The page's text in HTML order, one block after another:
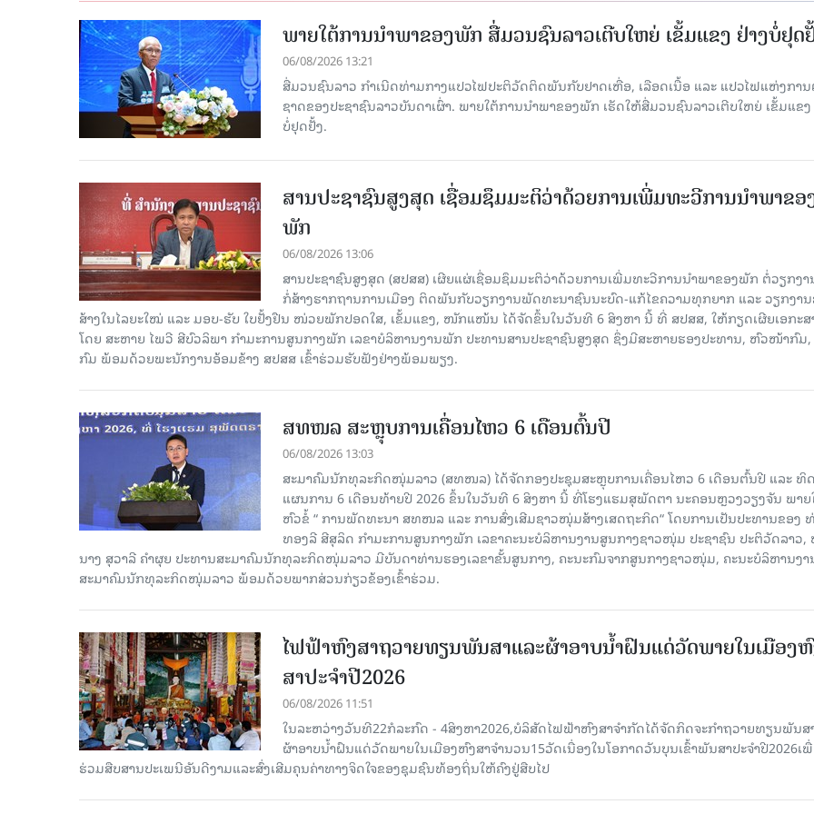
ພາຍໃຕ້ການນໍາພາຂອງພັກ ສື່ມວນຊົນລາວເຕີບໃຫຍ່ ເຂັ້ມແຂງ ຢ່າງບໍ່ຢຸດ
06/08/2026 13:21
ສື່ມວນຊົນລາວ ກຳເນີດທ່າມກາງແປວໄຟປະຕິວັດຕິດພັນກັບຢາດເຫື່ອ, ເລືອດເນື້ອ ແລະ ແປວໄຟແຫ່ງກາ
ຊາດຂອງປະຊາຊົນລາວບັນດາເຜົ່າ. ພາຍໃຕ້ການນໍາພາຂອງພັກ ເຮັດໃຫ້ສື່ມວນຊົນລາວເຕີບໃຫຍ່ ເຂັ້ມແຂງ
ບໍ່ຢຸດຢັ້ງ.
ສານປະຊາຊົນສູງສຸດ ເຊື່ອມຊຶມມະຕິວ່າດ້ວຍການເພີ່ມທະວີການນຳພາຂອ
ພັກ
06/08/2026 13:06
ສານປະຊາຊົນສູງສຸດ (ສປສສ) ເຜີຍແຜ່ເຊື່ອມຊຶມມະຕິວ່າດ້ວຍການເພີ່ມທະວີການນຳພາຂອງພັກ ຕໍ່ວຽກງາ
ກໍ່ສ້າງຮາກຖານການເມືອງ ຕິດພັນກັບວຽກງານພັດທະນາຊົນນະບົດ-ແກ້ໄຂຄວາມທຸກຍາກ ແລະ ວຽກງາ
ສ້າງໃນໄລຍະໃໝ່ ແລະ ມອບ-ຮັບ ໃບຢັ້ງຢືນ ໜ່ວຍພັກປອດໃສ, ເຂັ້ມແຂງ, ໜັກແໜ້ນ ໄດ້ຈັດຂຶ້ນໃນວັນທີ 6 ສິງຫາ ນີ້ ທີ່ ສປສສ, ໃຫ້ກຽດເຜີຍເອກະ
ໂດຍ ສະຫາຍ ໄພວີ ສີບົວລິພາ ກຳມະການສູນກາງພັກ ເລຂາບໍລິຫານງານພັກ ປະທານສານປະຊາຊົນສູງສຸດ ຊຶ່ງມີສະຫາຍຮອງປະທານ, ຫົວໜ້າກົມ
ກົມ ພ້ອມດ້ວຍພະນັກງານອ້ອມຂ້າງ ສປສສ ເຂົ້າຮ່ວມຮັບຟັງຢ່າງພ້ອມພຽງ.
ສທໜລ ສະຫຼຸບການເຄື່ອນໄຫວ 6 ເດືອນຕົ້ນປີ
06/08/2026 13:03
ສະມາຄົມນັກທຸລະກິດໜຸ່ມລາວ (ສທໜລ) ໄດ້ຈັດກອງປະຊຸມສະຫຼຸບການເຄື່ອນໄຫວ 6 ເດືອນຕົ້ນປີ ແລະ ທິ
ແຜນການ 6 ເດືອນທ້າຍປີ 2026 ຂຶ້ນໃນວັນທີ 6 ສິງຫາ ນີ້ ທີ່ໂຮງແຮມສຸພັດຕາ ນະຄອນຫຼວງວຽງຈັນ ພາຍ
ຫົວຂໍ້ “ ການພັດທະນາ ສທໜລ ແລະ ການສົ່ງເສີມຊາວໜຸ່ມສ້າງເສດຖະກິດ“ ໂດຍການເປັນປະທານຂອງ
ທອງລີ ສີສຸລິດ ກຳມະການສູນກາງພັກ ເລຂາຄະນະບໍລິຫານງານສູນກາງຊາວໜຸ່ມ ປະຊາຊົນ ປະຕິວັດລາວ,
ນາງ ສຸວາລີ ຄຳຜຸຍ ປະທານສະມາຄົມນັກທຸລະກິດໜຸ່ມລາວ ມີບັນດາທ່ານຮອງເລຂາຂັ້ນສູນກາງ, ຄະນະກົມຈາກສູນກາງຊາວໜຸ່ມ, ຄະນະບໍລິຫານງາ
ສະມາຄົມນັກທຸລະກິດໜຸ່ມລາວ ພ້ອມດ້ວຍພາກສ່ວນກ່ຽວຂ້ອງເຂົ້າຮ່ວມ.
ໄຟຟ້າຫົງສາຖວາຍທຽນພັນສາແລະຜ້າອາບນໍ້າຝົນແດ່ວັດພາຍໃນເມືອງ
ສາປະຈໍາປີ2026
06/08/2026 11:51
ໃນລະຫວ່າງວັນທີ22ກໍລະກົດ - 4ສິງຫາ2026,ບໍລິສັດໄຟຟ້າຫົງສາຈໍາກັດໄດ້ຈັດກິດຈະກໍາຖວາຍທຽນພັນສ
ຜ້າອາບນໍ້າຝົນແດ່ວັດພາຍໃນເມືອງຫົງສາຈໍານວນ15ວັດເນື່ອງໃນໂອກາດວັນບຸນເຂົ້າພັນສາປະຈໍາປີ2026ເ
ຮ່ວມສືບສານປະເພນີອັນດີງາມແລະສົ່ງເສີມຄຸນຄ່າທາງຈິດໃຈຂອງຊຸມຊົນທ້ອງຖິ່ນໃຫ້ຄົງຢູ່ສືບໄປ